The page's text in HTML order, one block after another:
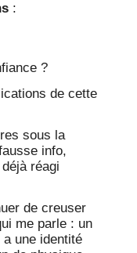
:
?
de cette
sous la
info,
réagi
de creuser
me parle : un
a une identité